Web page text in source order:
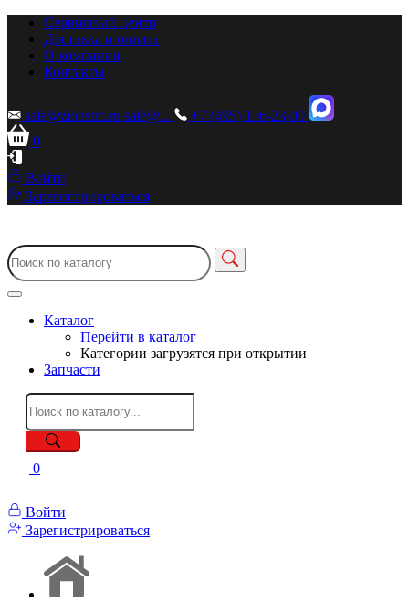
Сервисный центр
Доставка и оплата
О компании
Контакты
sale@zionstm.ru sale@...
+7 (495) 136-23-00
0
Войти
Зарегистрироваться
Каталог
Перейти в каталог
Категории загрузятся при открытии
Запчасти
0
Войти
Зарегистрироваться